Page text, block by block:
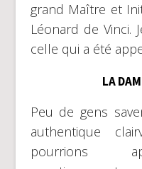
grand Maître et
Léonard de Vinci.
celle qui a été
LA
Peu de gens
authentique
pourrions